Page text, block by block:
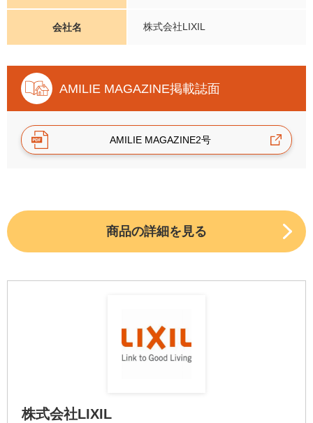
会社名 株式会社LIXIL
AMILIE MAGAZINE掲載誌面
AMILIE MAGAZINE2号
商品の詳細を見る
株式会社LIXIL